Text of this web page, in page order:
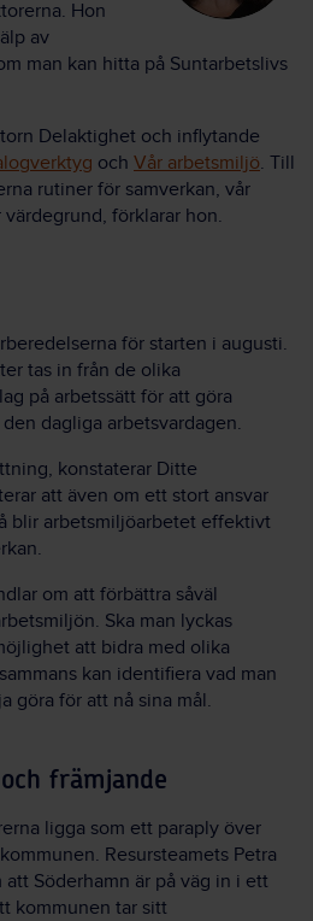
Hon
av
man kan hitta på Suntarbetslivs
Delaktighet och inflytande
och Vår arbetsmiljö. Till
rutiner för samverkan, vår
förklarar hon.
för starten i augusti.
tas in från de olika
på arbetssätt för att göra
dagliga arbetsvardagen.
konstaterar Ditte
att även om ett stort ansvar
blir arbetsmiljöarbetet effektivt
om att förbättra såväl
Ska man lyckas
att bidra med olika
kan identifiera vad man
göra för att nå sina mål.
främjande
ligga som ett paraply över
Resursteamets Petra
Söderhamn är på väg in i ett
kommunen tar sitt